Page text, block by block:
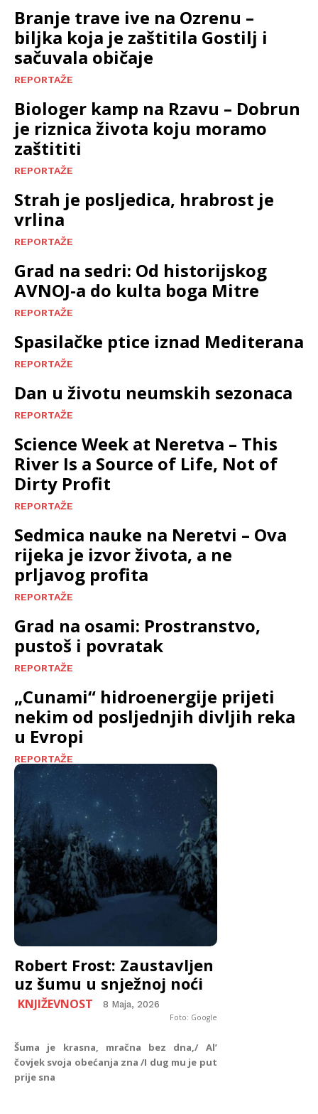
Branje trave ive na Ozrenu –
biljka koja je zaštitila Gostilj i
sačuvala običaje
REPORTAŽE
Biologer kamp na Rzavu – Dobrun
je riznica života koju moramo
zaštititi
REPORTAŽE
Strah je posljedica, hrabrost je
vrlina
REPORTAŽE
Grad na sedri: Od historijskog
AVNOJ-a do kulta boga Mitre
REPORTAŽE
Spasilačke ptice iznad Mediterana
REPORTAŽE
Dan u životu neumskih sezonaca
REPORTAŽE
Science Week at Neretva – This
River Is a Source of Life, Not of
Dirty Profit
REPORTAŽE
Sedmica nauke na Neretvi – Ova
rijeka je izvor života, a ne
prljavog profita
REPORTAŽE
Grad na osami: Prostranstvo,
pustoš i povratak
REPORTAŽE
„Cunami“ hidroenergije prijeti
nekim od posljednjih divljih reka
u Evropi
REPORTAŽE
Robert Frost: Zaustavljen
uz šumu u snježnoj noći
KNJIŽEVNOST 8 Maja, 2026
Foto: Google
Šuma je krasna, mračna bez dna,/ Al’
čovjek svoja obećanja zna /I dug mu je put
prije sna